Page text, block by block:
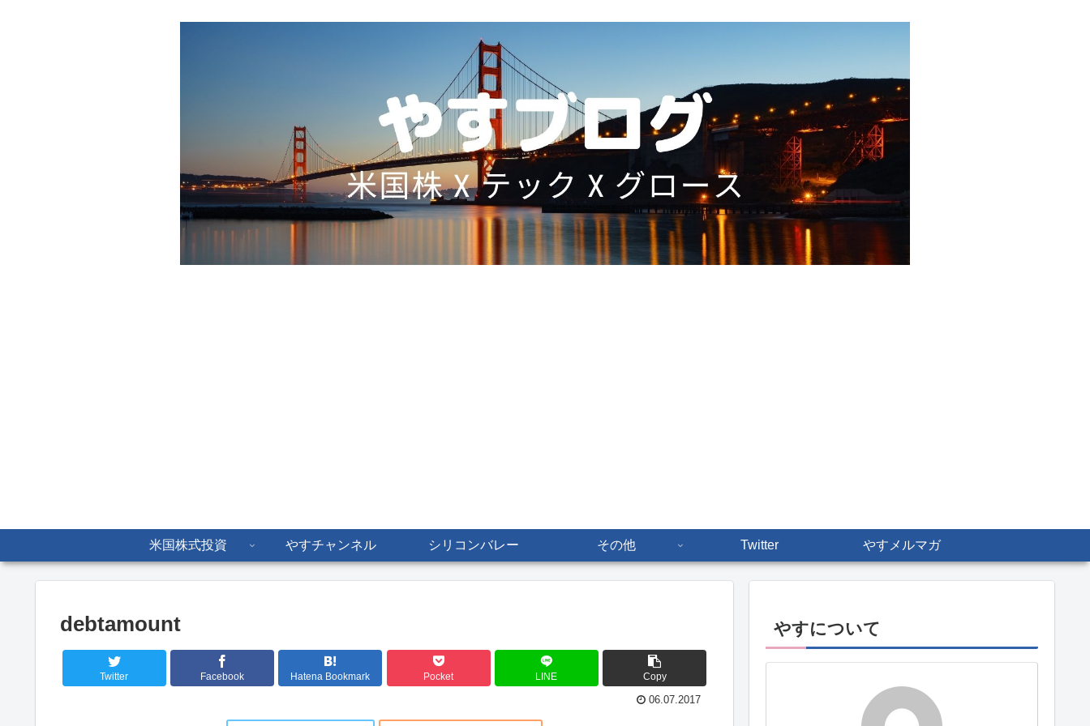
米国株式投資 やすチャンネル シリコンバレー その他 Twitter やすメルマガ
debtamount
Twitter Facebook Hatena Bookmark Pocket LINE Copy
06.07.2017
やすについて